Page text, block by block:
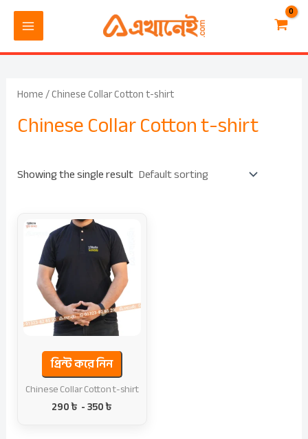
Skip
content
MAIN
MENU
Home/ Chinese Collar Cotton t-shirt
Chinese Collar Cotton t-shirt
Showing the single result
প্রিন্ট করে নিন
Chinese Collar Cotton t-shirt
290৳ -350৳